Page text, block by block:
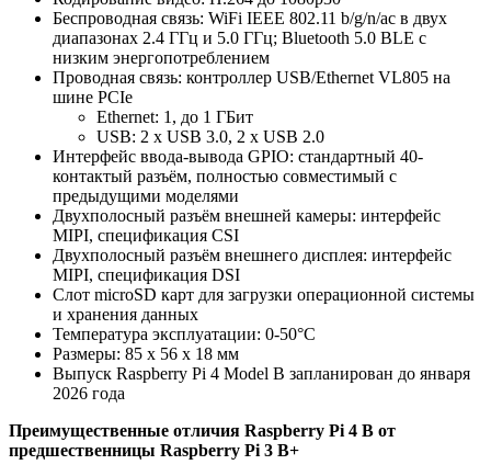
Беспроводная связь: WiFi IEEE 802.11 b/g/n/ac в двух
диапазонах 2.4 ГГц и 5.0 ГГц; Bluetooth 5.0 BLE с
низким энергопотреблением
Проводная связь: контроллер USB/Ethernet VL805 на
шине PCIe
Ethernet: 1, до 1 ГБит
USB: 2 х USB 3.0, 2 x USB 2.0
Интерфейс ввода-вывода GPIO: стандартный 40-
контактый разъём, полностью совместимый с
предыдущими моделями
Двухполосный разъём внешней камеры: интерфейс
MIPI, спецификация CSI
Двухполосный разъём внешнего дисплея: интерфейс
MIPI, спецификация DSI
Слот microSD карт для загрузки операционной системы
и хранения данных
Температура эксплуатации: 0-50°С
Размеры: 85 х 56 х 18 мм
Выпуск Raspberry Pi 4 Model B запланирован до января
2026 года
Преимущественные отличия Raspberry Pi 4 B от
предшественницы Raspberry Pi 3 B+